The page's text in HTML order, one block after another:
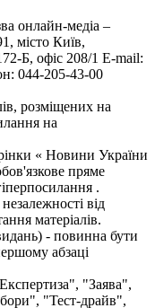
онлайн-медіа –
місто Київ,
Б, офіс 208/1 E-mail:
044-205-43-00
розміщених на
на
« Новини України
пряме
.
від
матеріалів.
- повинна бути
абзаці
"Заява",
"Тест-драйв",